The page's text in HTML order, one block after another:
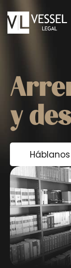
contenido
y